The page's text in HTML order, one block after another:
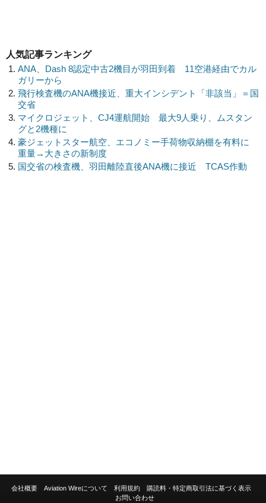
人気記事ランキング
ANA、Dash 8認定中古2機目が羽田到着 11空港経由でカル
ガリーから
飛行検査機のANA機接近、重大インシデント「非該当」＝国
交省
マイクロジェット、CJ4運航開始 最大9人乗り、ムスタン
グと2機種に
豪ジェットスター航空、エコノミー手荷物収納棚を有料に
重量→大きさの新制度
国交省の検査機、羽田離陸直後ANA機に接近 TCAS作動
会社概要 Aviation Wireについて 利用規約
購読料・特定商取引法に基づく表示
お問い合わせ